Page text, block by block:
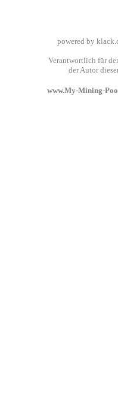
powered by
Verantwortlich für
der Autor
www.My-Mining-